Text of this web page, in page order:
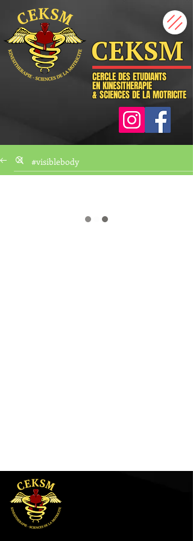
CEKSM
CERCLE DES ETUDIANTS
EN KINESITHERAPIE
& SCIENCES DE LA MOTRICITE